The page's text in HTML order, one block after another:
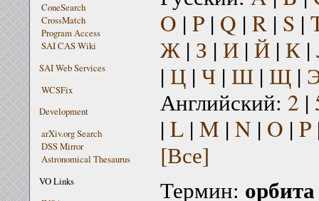
ConeSearch
CrossMatch
Program Access
SAI CAS Wiki
SAI Web Services
WCSFix
Development
arXiv.org Search
DSS Mirror
Astronomical Thesaurus
VO Links
O | P| Q | R| S |
Ж| З | И| Й| К|
| Ц| Ч| Ш| Щ|
Английский: 2 |
| L| M | N | O | P
[Все]
Термин: